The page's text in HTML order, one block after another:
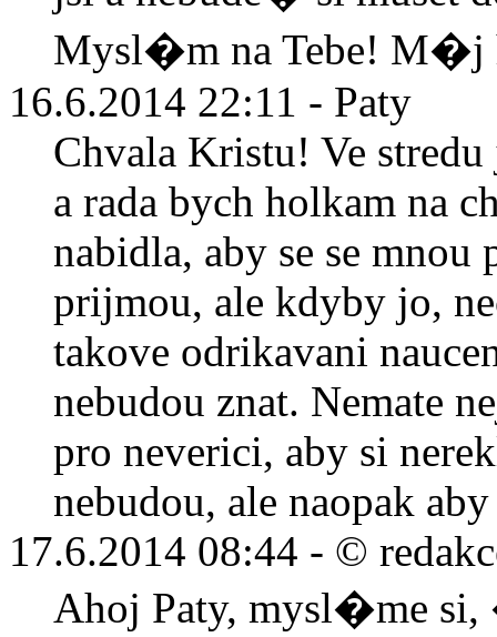
Mysl�m na Tebe! M�j
16.6.2014 22:11 - Paty
Chvala Kristu! Ve
a rada bych holkam na
nabidla, aby se se
prijmou, ale kdyby jo,
takove odrikavani
nebudou znat. Nemate
pro neverici, aby si
nebudou, ale naopak
17.6.2014 08:44 - ©
Ahoj Paty, mysl�me